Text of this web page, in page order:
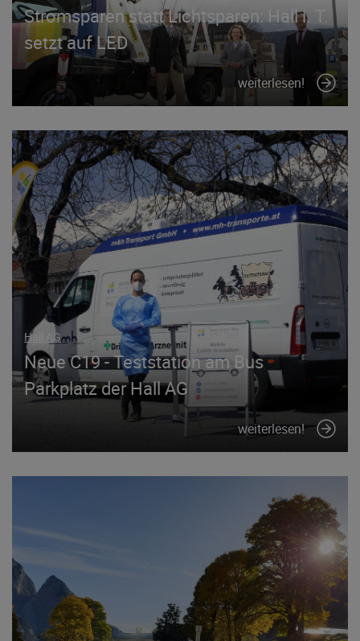
Stromsparen statt Lichtsparen: Hall i. T.
setzt auf LED
weiterlesen!
Hall AG
Neue C19 - Teststation am Bus
Parkplatz der Hall AG
weiterlesen!